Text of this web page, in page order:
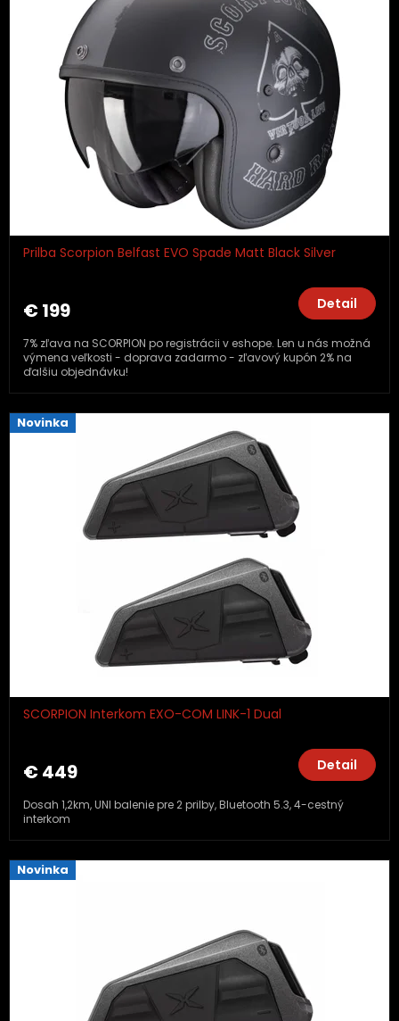
Prilba Scorpion Belfast EVO Spade Matt Black Silver
€ 199 Detail
7% zľava na SCORPION po registrácii v eshope. Len u nás možná
výmena veľkosti - doprava zadarmo - zľavový kupón 2% na
ďalšiu objednávku!
Novinka
SCORPION Interkom EXO-COM LINK-1 Dual
€ 449 Detail
Dosah 1,2km, UNI balenie pre 2 prilby, Bluetooth 5.3, 4-cestný
interkom
Novinka